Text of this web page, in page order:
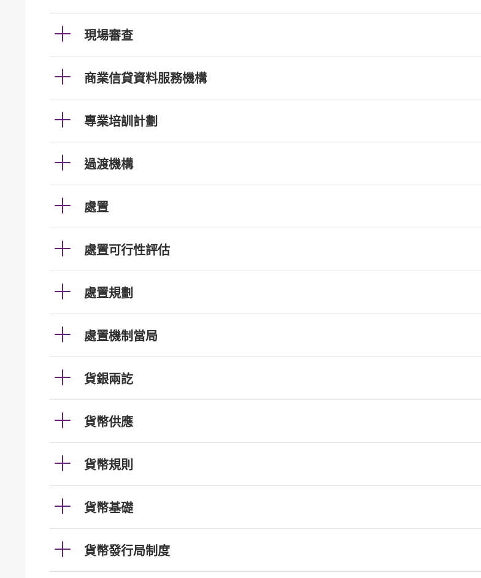
現場審查
商業信貸資料服務機構
專業培訓計劃
過渡機構
處置
處置可行性評估
處置規劃
處置機制當局
貨銀兩訖
貨幣供應
貨幣規則
貨幣基礎
貨幣發行局制度